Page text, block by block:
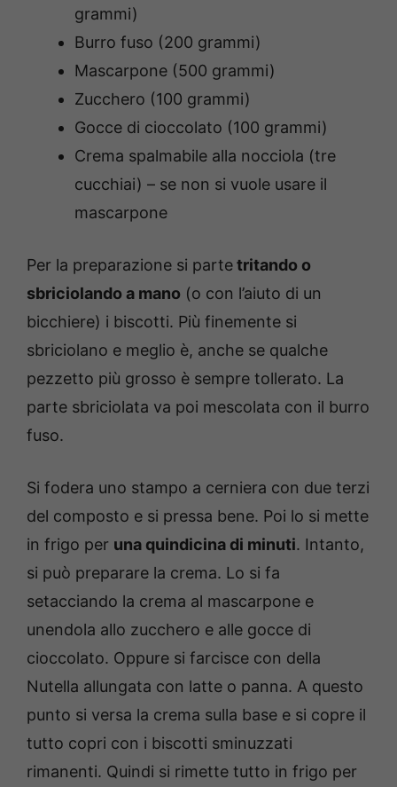
grammi)
Burro fuso (200 grammi)
Mascarpone (500 grammi)
Zucchero (100 grammi)
Gocce di cioccolato (100 grammi)
Crema spalmabile alla nocciola (tre
cucchiai) – se non si vuole usare il
mascarpone
Per la preparazione si partetritando o
sbriciolando a mano (o con l’aiuto di un
bicchiere) i biscotti. Più finemente si
sbriciolano e meglio è, anche se qualche
pezzetto più grosso è sempre tollerato. La
parte sbriciolata va poi mescolata con il burro
fuso.
Si fodera uno stampo a cerniera con due terzi
del composto e si pressa bene. Poi lo si mette
in frigo per una quindicina di minuti. Intanto,
si può preparare la crema. Lo si fa
setacciando la crema al mascarpone e
unendola allo zucchero e alle gocce di
cioccolato. Oppure si farcisce con della
Nutella allungata con latte o panna. A questo
punto si versa la crema sulla base e si copre il
tutto copri con i biscotti sminuzzati
rimanenti. Quindi si rimette tutto in frigo per